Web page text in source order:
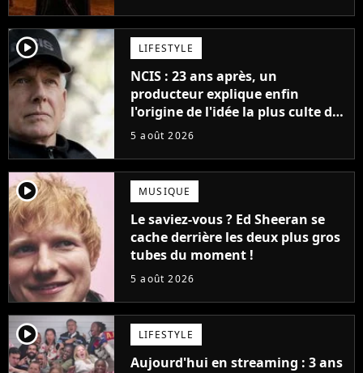
player2 LIFESTYLE
NCIS : 23 ans après, un
producteur explique enfin
l'origine de l'idée la plus culte de
la série (et on ne parle pas du
5 août 2026
player2 MUSIQUE
Le saviez-vous ? Ed Sheeran se
cache derrière les deux plus gros
tubes du moment !
5 août 2026
player2 LIFESTYLE
Aujourd'hui en streaming : 3 ans